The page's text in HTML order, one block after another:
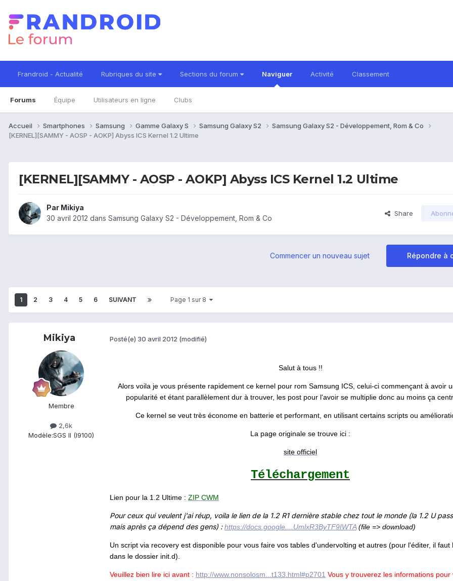
Frandroid - Actualité Rubriques du site Sections du forum Naviguer
Forums Équipe Utilisateurs en ligne Clubs
Activité Classement
Accueil Smartphones Samsung Gamme Galaxy S Samsung Galaxy S2
Samsung Galaxy S2 - Développement, Rom & Co
[KERNEL][SAMMY - AOSP - AOKP] Abyss ICS Kernel 1.2 Ultime
[KERNEL][SAMMY - AOSP - AOKP] Abyss ICS Kernel 1.2 Ultime
Par Mikiya
30 avril 2012 dans Samsung Galaxy S2 - Développement, Rom & Co
Share
Répondre à
Commencer un nouveau sujet
1 2 3 4 5 6 SUIVANT Page 1 sur 8
Mikiya
Membre
2,6k
Modèle:SGS II (I9100)
Posté(e) 30 avril 2012 (modifié)
Salut à tous !!
Alors voila je vous présente rapidement ce kernel pour rom Samsung ICS, celui-ci commençant à avoir
popularité et étant parallèlement dur à trouver, les post pour l'avoir se multiplie donc au moins ça
Ce kernel se veut très économe en batterie et performant, en utilisant certains scripts ou
La page originale se trouve ici :
site officiel
Téléchargement
Lien pour la 1.2 Ultime : ZIP CWM
Pour ceux qui veulent j'ai réup, voila le lien de la 1.2 R1 dernière stable chez tout le monde (la 1.2 U
mais après ça dépend des gens) : https://docs.google....UmlxR3ByTF9IWTA(file => download)
Un script via recovery est disponible pour vous faire vos tables d'undervolting et autres (pour l'éditer, il faut
dans le dossier init.d).
Veuillez bien lire ici avant : http://www.nonsolosm...t133.html#p2701 Vous y trouverez les informations pour